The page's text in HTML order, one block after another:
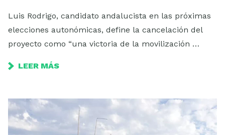
Luis Rodrigo, candidato andalucista en las próximas
elecciones autonómicas, define la cancelación del
proyecto como “una victoria de la movilización …
LEER MÁS